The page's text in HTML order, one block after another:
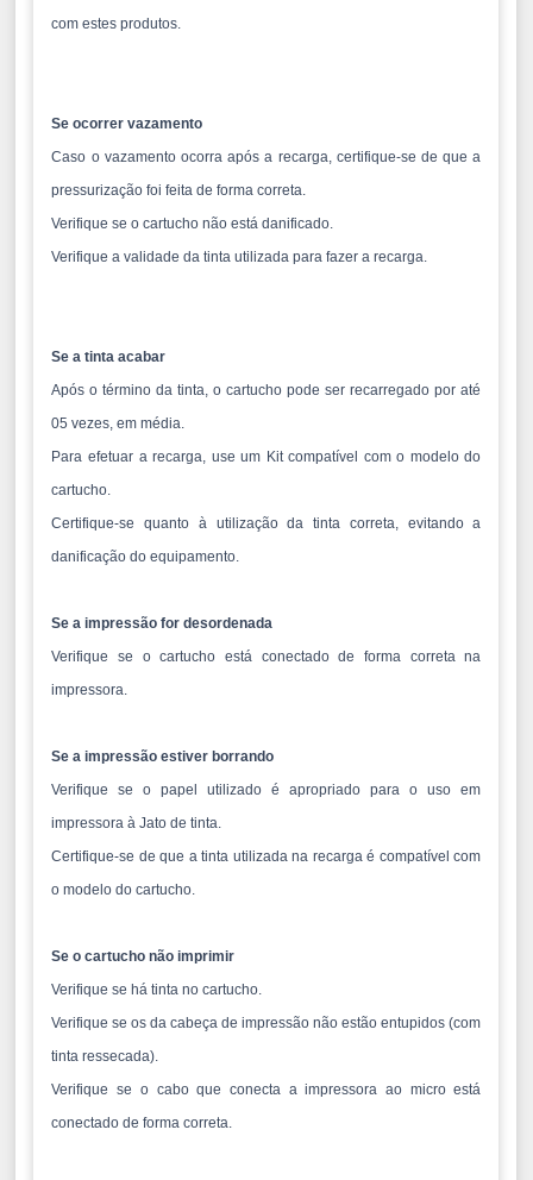
com estes produtos.
Se ocorrer vazamento
Caso o vazamento ocorra após a recarga, certifique-se de que a
pressurização foi feita de forma correta.
Verifique se o cartucho não está danificado.
Verifique a validade da tinta utilizada para fazer a recarga.
Se a tinta acabar
Após o término da tinta, o cartucho pode ser recarregado por até
05 vezes, em média.
Para efetuar a recarga, use um Kit compatível com o modelo do
cartucho.
Certifique-se quanto à utilização da tinta correta, evitando a
danificação do equipamento.
Se a impressão for desordenada
Verifique se o cartucho está conectado de forma correta na
impressora.
Se a impressão estiver borrando
Verifique se o papel utilizado é apropriado para o uso em
impressora à Jato de tinta.
Certifique-se de que a tinta utilizada na recarga é compatível com
o modelo do cartucho.
Se o cartucho não imprimir
Verifique se há tinta no cartucho.
Verifique se os da cabeça de impressão não estão entupidos (com
tinta ressecada).
Verifique se o cabo que conecta a impressora ao micro está
conectado de forma correta.